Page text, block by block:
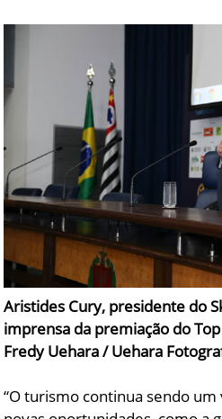
Aristides Cury, presidente do
imprensa da premiação do
Fredy Uehara / Uehara
“O turismo continua sendo